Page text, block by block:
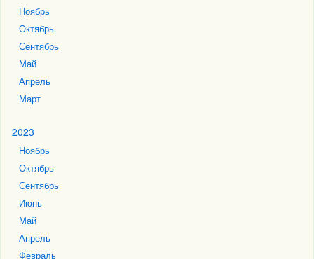
Ноябрь
Октябрь
Сентябрь
Май
Апрель
Март
2023
Ноябрь
Октябрь
Сентябрь
Июнь
Май
Апрель
Февраль